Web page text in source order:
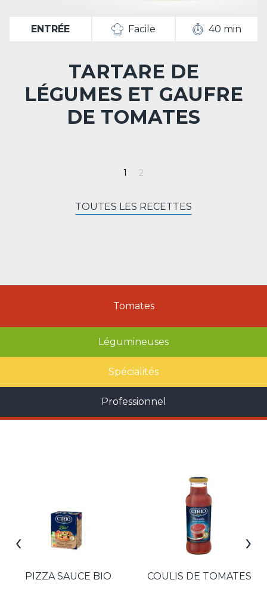
ENTRÉE Facile 40 min
TARTARE DE
LÉGUMES ET GAUFRE
DE TOMATES
TOUTES LES RECETTES
Tomates
Légumineuses
Spécialités
Professionnel
PIZZA SAUCE BIO COULIS DE TOMATES
‹ ›